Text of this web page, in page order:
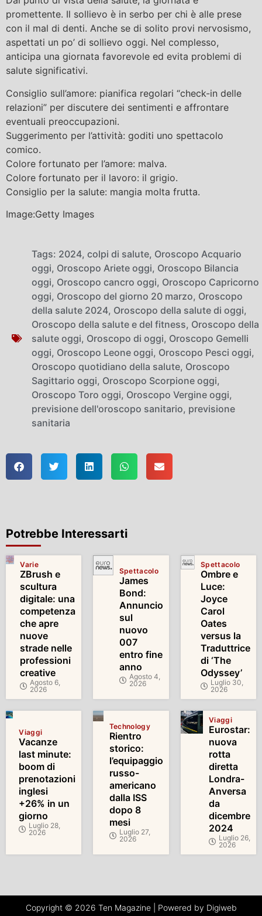
promettente. Il sollievo è in serbo per chi è alle prese
con il mal di denti. Anche se di solito provi nervosismo,
aspettati un po’ di sollievo oggi. Nel complesso,
anticipa una giornata favorevole ed evita problemi di
salute significativi.
Consiglio sull’amore: pianifica regolari “check-in delle
relazioni” per discutere dei sentimenti e affrontare
eventuali preoccupazioni.
Suggerimento per l’attività: goditi uno spettacolo
comico.
Colore fortunato per l’amore: malva.
Colore fortunato per il lavoro: il grigio.
Consiglio per la salute: mangia molta frutta.
Image:Getty Images
Tags: 2024, colpi di salute, Oroscopo Acquario
oggi, Oroscopo Ariete oggi, Oroscopo Bilancia
oggi, Oroscopo cancro oggi, Oroscopo Capricorno
oggi, Oroscopo del giorno 20 marzo, Oroscopo
della salute 2024, Oroscopo della salute di oggi,
Oroscopo della salute e del fitness, Oroscopo della
salute oggi, Oroscopo di oggi, Oroscopo Gemelli
oggi, Oroscopo Leone oggi, Oroscopo Pesci oggi,
Oroscopo quotidiano della salute, Oroscopo
Sagittario oggi, Oroscopo Scorpione oggi,
Oroscopo Toro oggi, Oroscopo Vergine oggi,
previsione dell'oroscopo sanitario, previsione
sanitaria
Potrebbe Interessarti
Varie
ZBrush e
scultura
digitale: una
competenza
che apre
nuove
strade nelle
professioni
creative
Agosto 6,
2026
Spettacolo
James
Bond:
Annuncio
sul
nuovo
007
entro fine
anno
Agosto 4,
2026
Spettacolo
Ombre e
Luce:
Joyce
Carol
Oates
versus la
Traduttrice
di ‘The
Odyssey’
Luglio 30,
2026
Viaggi
Vacanze
last minute:
boom di
prenotazioni
inglesi
+26% in un
giorno
Luglio 28,
2026
Technology
Rientro
storico:
l’equipaggio
russo-
americano
dalla ISS
dopo 8
mesi
Luglio 27,
2026
Viaggi
Eurostar:
nuova
rotta
diretta
Londra-
Anversa
da
dicembre
2024
Luglio 26,
2026
Copyright © 2026 Ten Magazine | Powered by Digiweb